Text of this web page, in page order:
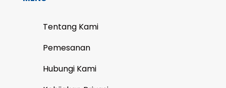
Tentang Kami
Pemesanan
Hubungi Kami